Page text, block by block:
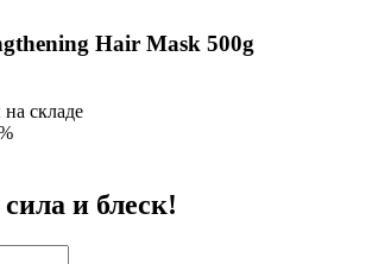
Hair Mask 500g
складе
и блеск!